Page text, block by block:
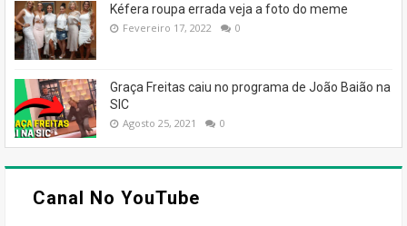
Kéfera roupa errada veja a foto do meme
Fevereiro 17, 2022 0
Graça Freitas caiu no programa de João Baião na
SIC
Agosto 25, 2021 0
Canal No YouTube